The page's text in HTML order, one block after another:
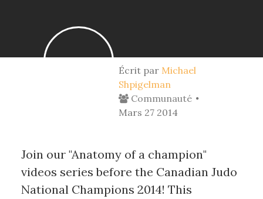
Écrit par Michael
Shpigelman
Communauté
Mars 27 2014
Join our "Anatomy of a champion"
videos series before the Canadian Judo
National Champions 2014! This